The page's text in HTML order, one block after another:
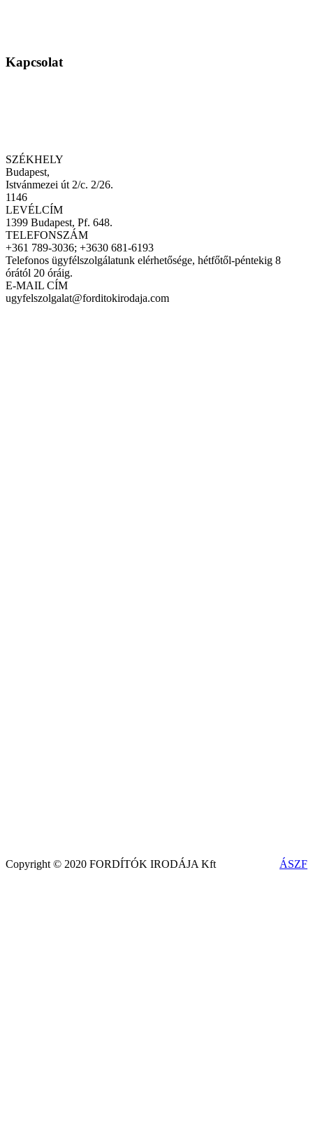
Kapcsolat
SZÉKHELY
Budapest,
Istvánmezei út 2/c. 2/26.
1146
LEVÉLCÍM
1399 Budapest, Pf. 648.
TELEFONSZÁM
+361 789-3036; +3630 681-6193
Telefonos ügyfélszolgálatunk elérhetősége, hétfőtől-péntekig 8
órától 20 óráig.
E-MAIL CÍM
ugyfelszolgalat@forditokirodaja.com
ÁSZF
Copyright © 2020 FORDÍTÓK IRODÁJA Kft